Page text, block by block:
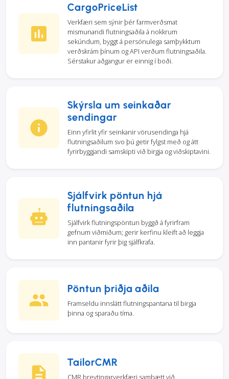
CargoPriceList
Verkfæri sem sýnir þér farmverðsmat
mismunandi flutningsaðila á nokkrum
sekúndum, byggt á persónulega samþykktum
verðskrám þínum og API verðum flutningsaðila.
Sérstakur aðgangur er einnig í boði.
Skýrsla um seinkaðar
sendingar
Einn yfirlit yfir seinkanir vörusendinga hjá
flutningsaðilum svo þú getir fylgst með og átt
fyrirbyggjandi samskipti við birgja og viðskiptavini.
Sjálfvirk pöntun hjá
flutningsaðila
Sjálfvirk flutningspöntun byggð á fyrirfram
gefnum viðmiðum; gerir kerfinu kleift að leggja
inn pantanir fyrir þig sjálfkrafa.
Pöntun þriðja aðila
Framseldu innslátt flutningspantana til birgja
þinna og sparaðu tíma.
TailorCMR
CMR breytingarverkfæri samþætt við